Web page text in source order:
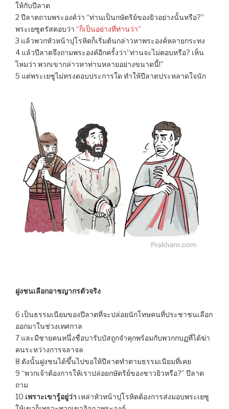
ให้กับปีลาต
2 ปีลาตถามพระองค์ว่า “ท่านเป็นกษัตริย์ของยิวอย่างนั้นหรือ?”
พระเยซูตรัสตอบว่า “ก็เป็นอย่างที่ท่านว่า”
3 แล้วพวกหัวหน้าปุโรหิตก็เริ่มต้นกล่าวหาพระองค์หลายกระทง
4 แล้วปีลาตจึงถามพระองค์อีกครั้งว่า“ท่านจะไม่ตอบหรือ? เห็น
ไหมว่า พวกเขากล่าวหาท่านหลายอย่างขนาดนี้!”
5 แต่พระเยซูไม่ทรงตอบประการใด ทำให้ปีลาตประหลาดใจนัก
ฝูงชนเลือกอาชญากรตัวจริง
6 เป็นธรรมเนียมของปีลาตที่จะปล่อยนักโทษคนที่ประชาชนเลือก
ออกมาในช่วงเทศกาล
7 และมีชายคนหนึ่งชื่อบารับบัสถูกจำคุกพร้อมกับพวกกบฏที่ได้ฆ่า
คนระหว่างการจลาจล
8 ดังนั้นฝูงชนได้ขึ้นไปขอให้ปีลาตทำตามธรรมเนียมที่เคย
9 “พวกเจ้าต้องการให้เราปล่อยกษัตริย์ของชาวยิวหรือ?” ปีลาต
ถาม
10 เพราะเขารู้อยู่ว่า เหล่าหัวหน้าปุโรหิตต้องการส่งมอบพระเยซู